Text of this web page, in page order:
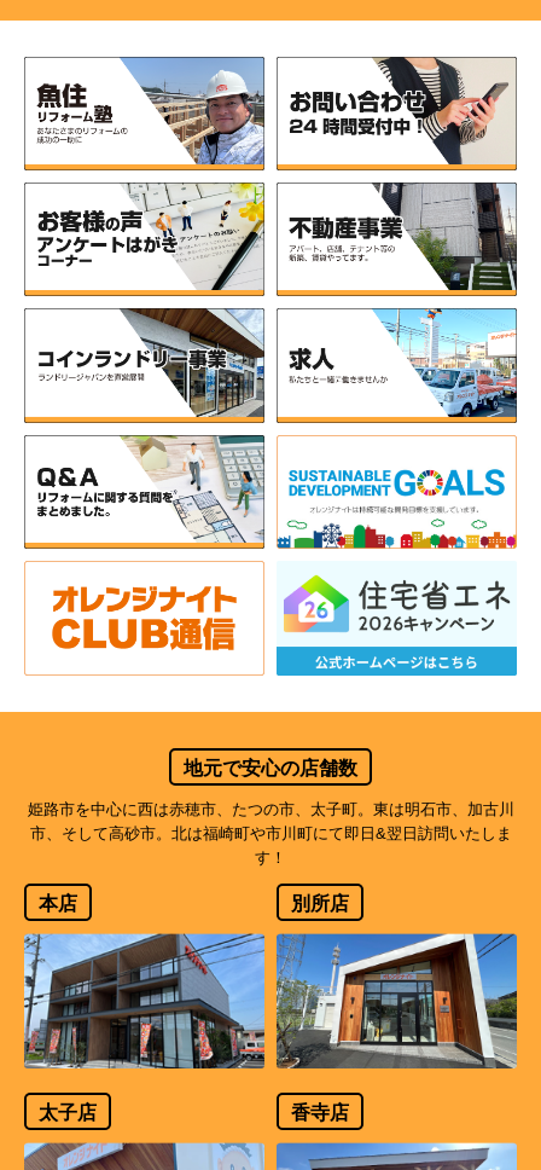
地元で安心の店舗数
姫路市を中心に西は赤穂市、たつの市、太子町。東は明石市、加古川
市、そして高砂市。北は福崎町や市川町にて即日&翌日訪問いたしま
す！
本店 別所店
太子店 香寺店